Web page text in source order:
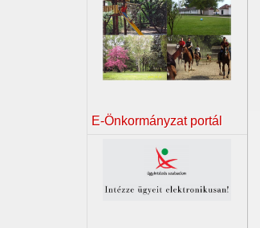
E-Önkormányzat portál